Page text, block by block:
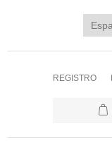
REGISTRO